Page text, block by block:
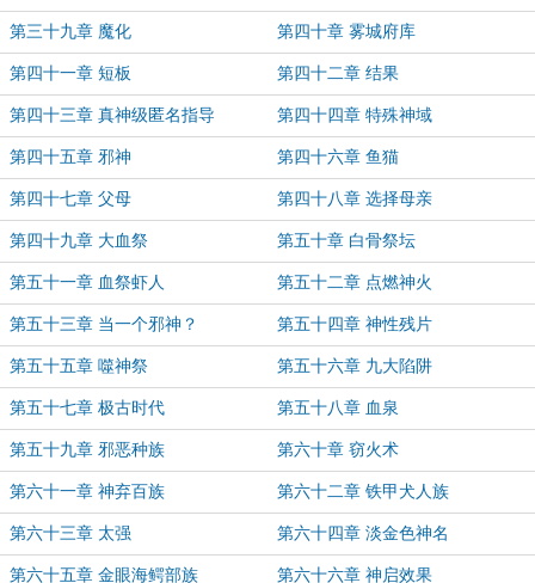
第三十九章 魔化 第四十章 雾城府库
第四十一章 短板 第四十二章 结果
第四十三章 真神级匿名指导 第四十四章 特殊神域
第四十五章 邪神 第四十六章 鱼猫
第四十七章 父母 第四十八章 选择母亲
第四十九章 大血祭 第五十章 白骨祭坛
第五十一章 血祭虾人 第五十二章 点燃神火
第五十三章 当一个邪神？ 第五十四章 神性残片
第五十五章 噬神祭 第五十六章 九大陷阱
第五十七章 极古时代 第五十八章 血泉
第五十九章 邪恶种族 第六十章 窃火术
第六十一章 神弃百族 第六十二章 铁甲犬人族
第六十三章 太强 第六十四章 淡金色神名
第六十五章 金眼海鳄部族 第六十六章 神启效果